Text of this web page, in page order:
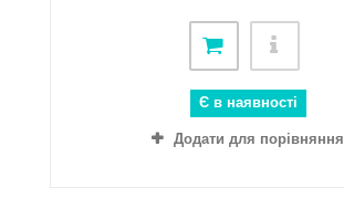
Є в наявності
Додати для порівняння